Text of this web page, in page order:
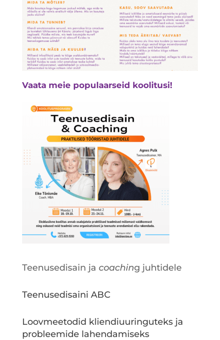
Vaata meie populaarseid koolitusi!
Teenusedisain ja coaching juhtidele
Teenusedisaini ABC
Loovmeetodid kliendiuuringuteks ja
probleemide lahendamiseks